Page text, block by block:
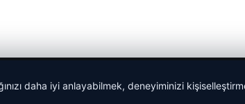
daha iyi anlayabilmek, deneyiminizi